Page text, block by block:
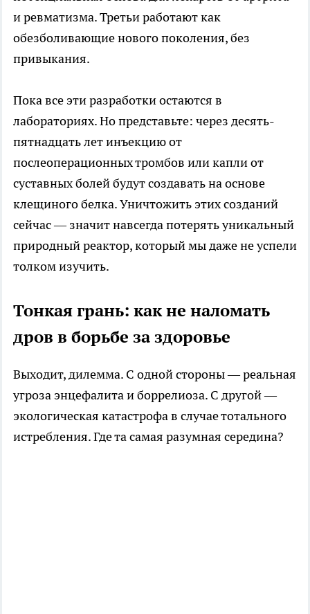
и ревматизма. Третьи работают как
обезболивающие нового поколения, без
привыкания.
Пока все эти разработки остаются в
лабораториях. Но представьте: через десять-
пятнадцать лет инъекцию от
послеоперационных тромбов или капли от
суставных болей будут создавать на основе
клещиного белка. Уничтожить этих созданий
сейчас — значит навсегда потерять уникальный
природный реактор, который мы даже не успели
толком изучить.
Тонкая грань: как не наломать
дров в борьбе за здоровье
Выходит, дилемма. С одной стороны — реальная
угроза энцефалита и боррелиоза. С другой —
экологическая катастрофа в случае тотального
истребления. Где та самая разумная середина?